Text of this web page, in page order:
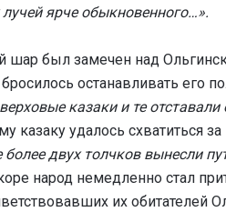
ярче обыкновенного…».
был замечен над
останавливать его
казаки и те
казаку удалось схватиться
более двух толчков вынесли
народ немедленно стал
их обитателей